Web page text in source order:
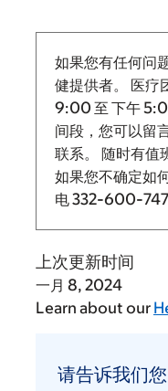
如果您有任何问
健提供者。 医疗
9:00 至 下午
间段，您可以留
联系。 随时有值
如果您不确定如
电332-600-
上次更新时间
一月 8, 2024
Learn about our
告
请告诉我们